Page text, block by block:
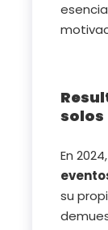
solos
En
su